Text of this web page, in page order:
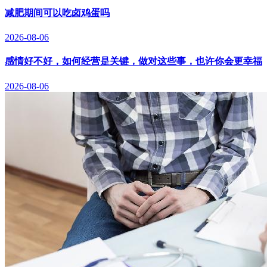
减肥期间可以吃卤鸡蛋吗
2026-08-06
感情好不好，如何经营是关键，做对这些事，也许你会更幸福
2026-08-06